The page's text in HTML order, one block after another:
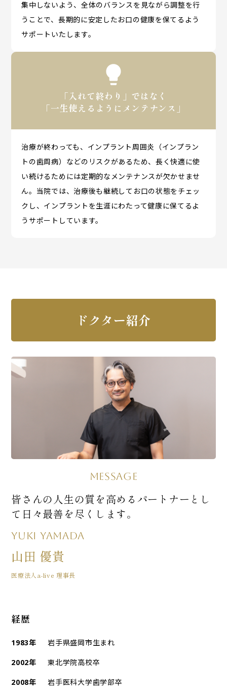
集中しないよう、全体のバランスを見ながら調整を行
うことで、長期的に安定したお口の健康を保てるよう
サポートいたします。
「入れて終わり」ではなく
「一生使えるようにメンテナンス」
治療が終わっても、インプラント周囲炎（インプラン
トの歯周病）などのリスクがあるため、長く快適に使
い続けるためには定期的なメンテナンスが欠かせませ
ん。当院では、治療後も継続してお口の状態をチェッ
クし、インプラントを生涯にわたって健康に保てるよ
うサポートしています。
ドクター紹介
MESSAGE
皆さんの人生の質を高めるパートナーとし
て 日々最善を尽くします。
Yuki Yamada
山田 優貴
医療法人a-live 理事長
経歴
1983年 岩手県盛岡市生まれ
2002年 東北学院高校卒
2008年 岩手医科大学歯学部卒